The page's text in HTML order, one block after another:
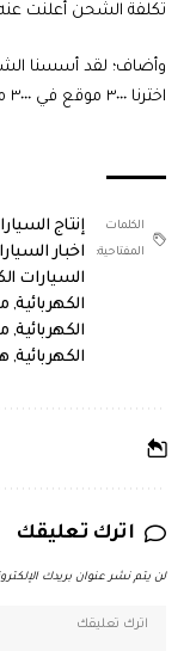
تكلفة الشحن أعلنت عنه وزارة
اخترنا ٣٠٠٠ موقع في ٣٠٠٠ محافظة.
الكلمات
المفتاحية:
إنتاج
اخبار
السيارات
الكهربائية,
الكهربائية,
الكهربائية,
اترك تعليقك
لن يتم نشر عنوان بريدك